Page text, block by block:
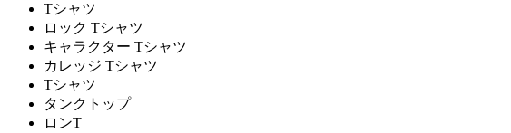
Tシャツ
ロック Tシャツ
キャラクター Tシャツ
カレッジ Tシャツ
Tシャツ
タンクトップ
ロンT